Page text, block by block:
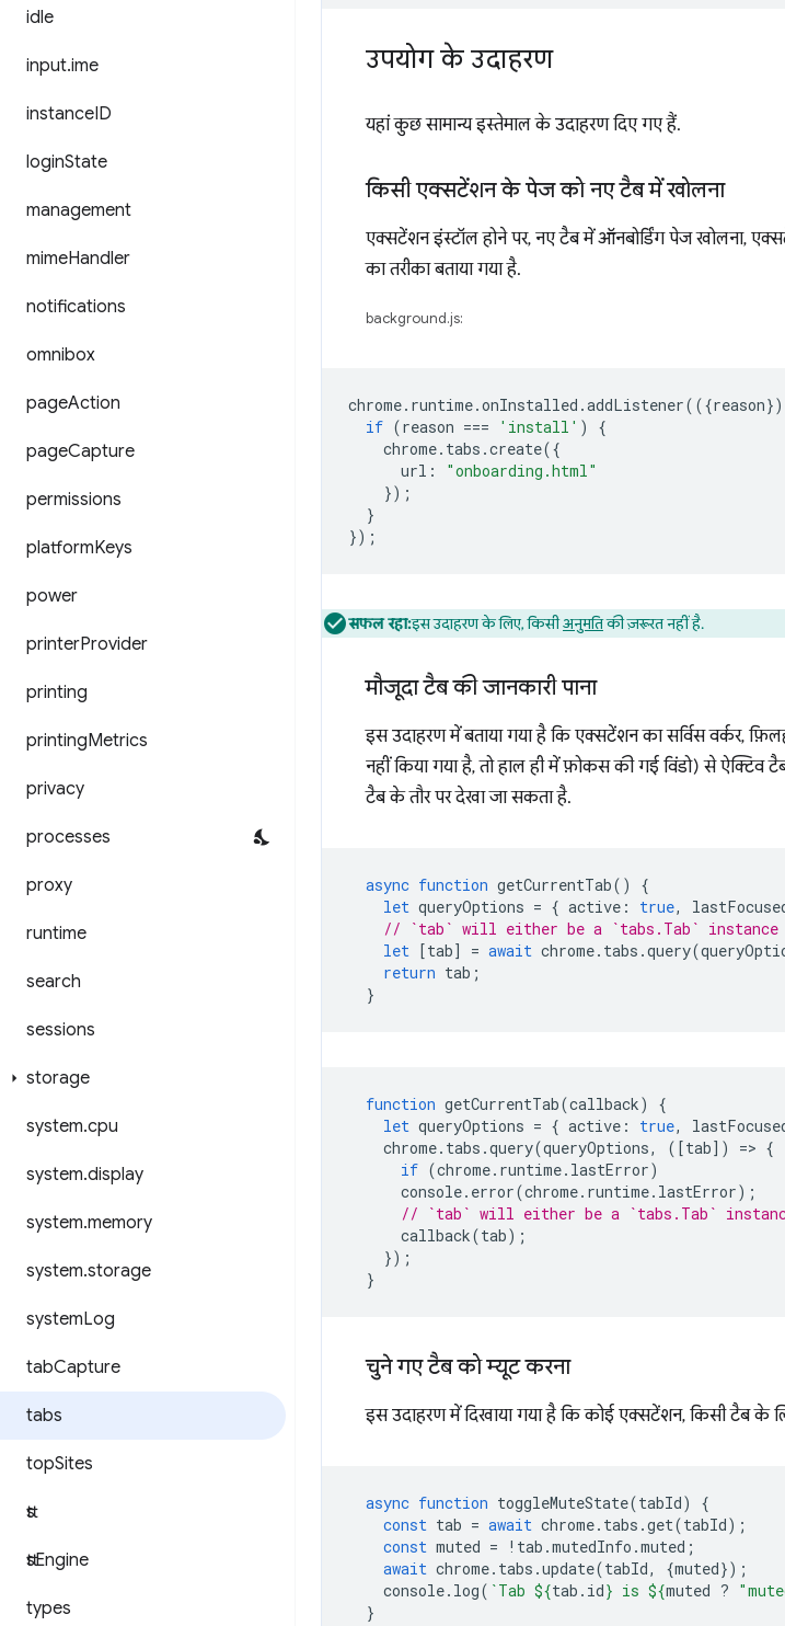
idle
input.ime
instanceID
loginState
management
mimeHandler
notifications
omnibox
pageAction
pageCapture
permissions
platformKeys
power
printerProvider
printing
printingMetrics
privacy
processes
proxy
runtime
search
sessions
storage
system.cpu
system.display
system.memory
system.storage
systemLog
tabCapture
tabs
topSites
tts
ttsEngine
types
उपयोग के उदाहरण
यहां कुछ सामान्य इस्तेमाल के उदाहरण दिए गए हैं.
किसी एक्सटेंशन के पेज को नए टैब में खोलना
एक्सटेंशन इंस्टॉल होने पर, नए टैब में ऑनबोर्डिंग पेज खोलना,
का तरीका बताया गया है.
background.js:
chrome. runtime.onInstalled .addListener(({reason})
if (reason === 'install' )
{
chrome. tabs .create({
url :
"onboarding.html"
});
}
});
सफल रहा:इस उदाहरण के लिए, किसीअनुमतिकी ज़रूरत नहीं है.
मौजूदा टैब की जानकारी पाना
इस उदाहरण में बताया गया है कि एक्सटेंशन का सर्विस वर्कर,
नहीं किया गया है, तो हाल ही में फ़ोकस की गई विंडो) से
टैब के तौर पर देखा जा सकता है.
async function getCurrentTab()
{
let queryOptions = { active : true,
// `tab` will either be a `tabs.Tab` instance
let [tab] = await chrome. tabs .query(
return tab ;
}
function getCurrentTab(callback)
{
let queryOptions = { active : true,
chrome. tabs .query(queryOptions, ([tab]) => {
if (chrome. runtime. lastError)
console. error(chrome. runtime. lastError);
// `tab` will either be a `tabs.Tab`
callback(tab);
});
}
चुने गए टैब को म्यूट करना
इस उदाहरण में दिखाया गया है कि कोई एक्सटेंशन, किसी टैब
async function toggleMuteState(tabId)
{
const tab = await chrome. tabs .get(tabId);
const muted = ! tab .mutedInfo .muted ;
await chrome. tabs .update(tabId, {muted});
console. log( `Tab ${tab . id} is ${muted ?
}